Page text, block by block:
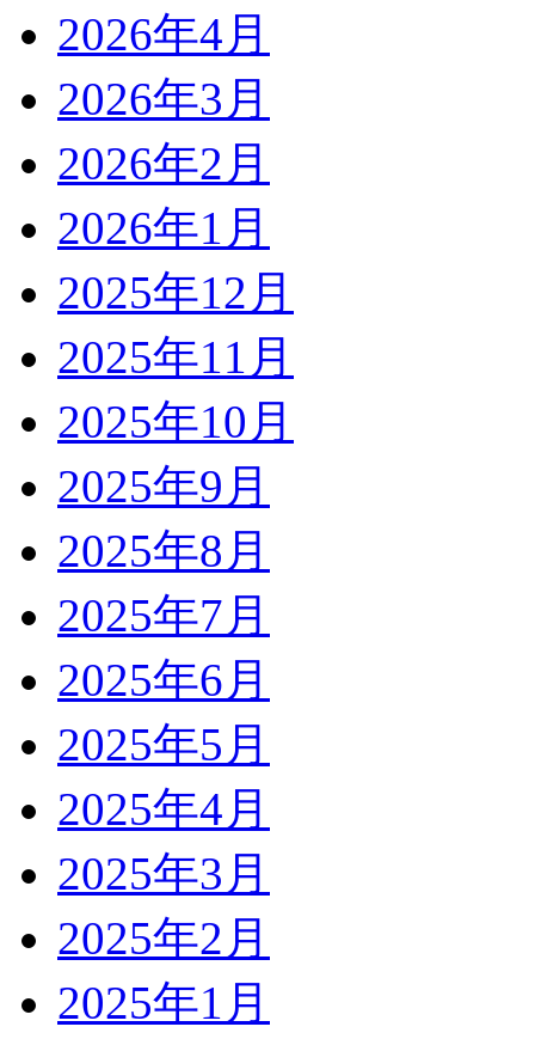
2026年4月
2026年3月
2026年2月
2026年1月
2025年12月
2025年11月
2025年10月
2025年9月
2025年8月
2025年7月
2025年6月
2025年5月
2025年4月
2025年3月
2025年2月
2025年1月